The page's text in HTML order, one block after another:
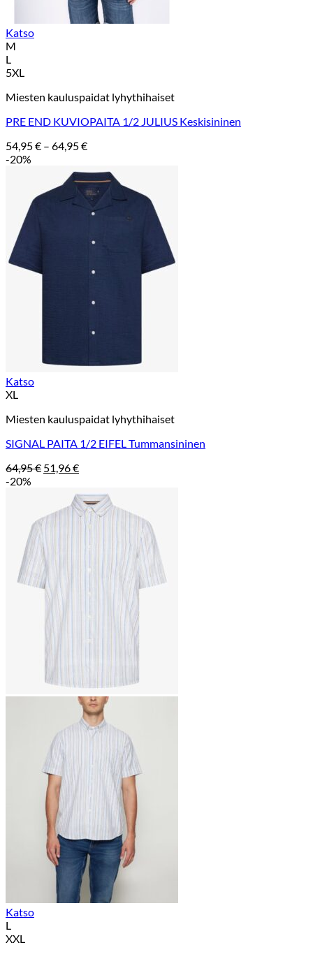
Katso
M
L
5XL
Miesten kauluspaidat lyhythihaiset
PRE END KUVIOPAITA 1/2 JULIUS Keskisininen
54,95€ – 64,95€Hintaluokka:
-
64,95 €
-20%
Katso
XL
Miesten kauluspaidat lyhythihaiset
SIGNAL PAITA 1/2 EIFEL Tummansininen
64,95€ Alkuperäinen
64,95 €.
51,96€Nykyinen
on:
51,96 €.
-20%
Katso
L
XXL